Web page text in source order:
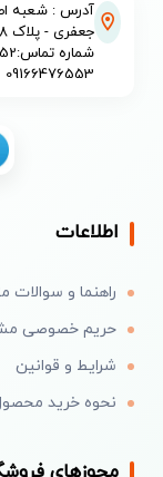
آدرس : شعبه
جعفری - پلاک 268 - کد پستی: 6194914980
شماره تماس:09166476552
09166476553
اطلاعات
راهنما و سوالات
حریم خصوصی
شرایط و قوانین
نحوه خرید